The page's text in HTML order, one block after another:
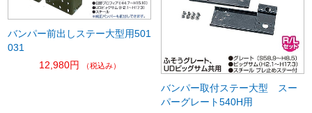
バンパー前出しステー大型用501
031
12,980円
（税込み）
バンパー取付ステー大型 スー
パーグレート540H用